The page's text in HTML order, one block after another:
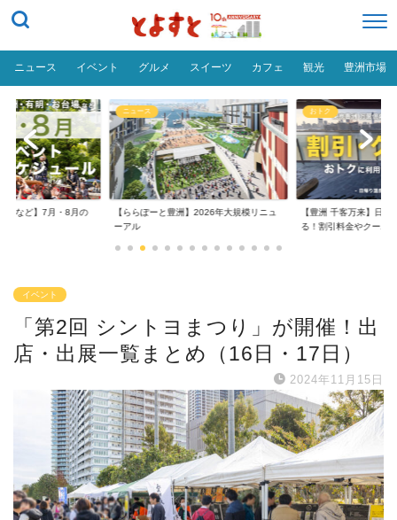
ニュース イベント グルメ スイーツ カフェ 観光 豊洲市場
場など】7月・8月の
ニュース
【ららぽーと豊洲】2026年大規模リニュ
ーアル
おトク
【豊洲 千客万来】日帰
る！割引料金やクーポ...
イベント
「第2回 シントヨまつり」が開催！出
店・出展一覧まとめ（16日・17日）
2024年11月15日